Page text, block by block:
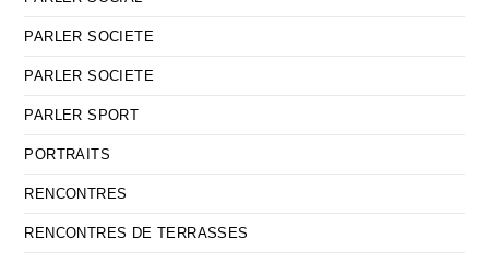
PARLER SOCIETE
PARLER SOCIETE
PARLER SPORT
PORTRAITS
RENCONTRES
RENCONTRES DE TERRASSES